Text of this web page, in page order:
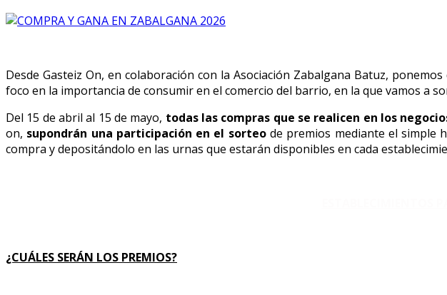
Desde Gasteiz On, en colaboración con la Asociación Zabalgana Batuz,
foco en la importancia de consumir en el comercio del barrio, en la que vamos a
Del 15 de abril al 15 de mayo, todas las compras que se realicen en los
on, supondrán una participación en el sorteode premios mediante el simple
compra y depositándolo en las urnas que estarán disponibles en cada
¿CUÁLES SERÁN LOS PREMIOS?